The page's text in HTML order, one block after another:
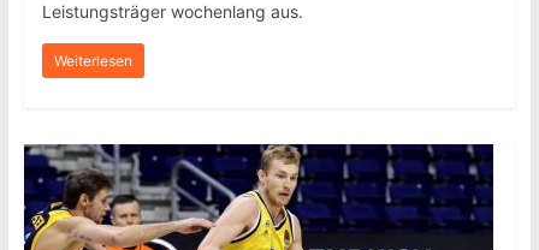
Leistungsträger wochenlang aus.
Weiterlesen